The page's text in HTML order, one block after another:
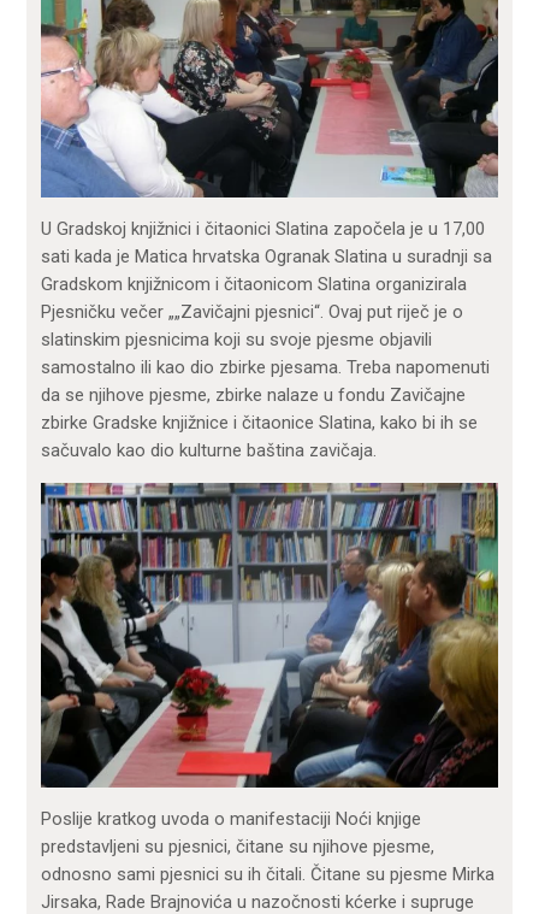
U Gradskoj knjižnici i čitaonici Slatina započela je u 17,00
sati kada je Matica hrvatska Ogranak Slatina u suradnji sa
Gradskom knjižnicom i čitaonicom Slatina organizirala
Pjesničku večer „„Zavičajni pjesnici“. Ovaj put riječ je o
slatinskim pjesnicima koji su svoje pjesme objavili
samostalno ili kao dio zbirke pjesama. Treba napomenuti
da se njihove pjesme, zbirke nalaze u fondu Zavičajne
zbirke Gradske knjižnice i čitaonice Slatina, kako bi ih se
sačuvalo kao dio kulturne baština zavičaja.
Poslije kratkog uvoda o manifestaciji Noći knjige
predstavljeni su pjesnici, čitane su njihove pjesme,
odnosno sami pjesnici su ih čitali. Čitane su pjesme Mirka
Jirsaka, Rade Brajnovića u nazočnosti kćerke i supruge